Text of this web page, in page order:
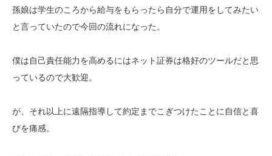
孫娘は学生のころから給与をもらったら自分で運用をしてみたい
と言っていたので今回の流れになった。
僕は自己責任能力を高めるにはネット証券は格好のツールだと思
っているので大歓迎。
が、それ以上に遠隔指導して約定までこぎつけたことに自信と喜
びを痛感。